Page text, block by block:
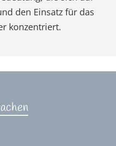
den Einsatz für das
konzentriert.